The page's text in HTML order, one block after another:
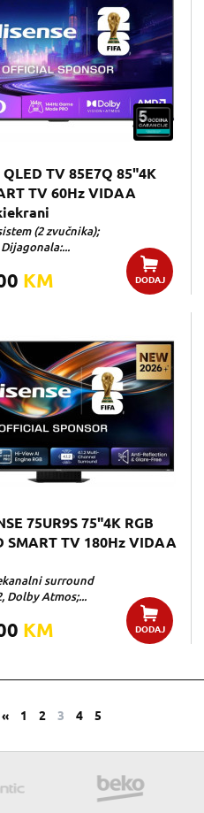
QLED TV 85E7Q 85"4K
TV 60Hz VIDAA
(2 zvučnika);
KM DODAJ
75UR9S 75"4K RGB
SMART TV 180Hz VIDAA
surround
Dolby Atmos;...
KM DODAJ
« 1 2 3 4 5